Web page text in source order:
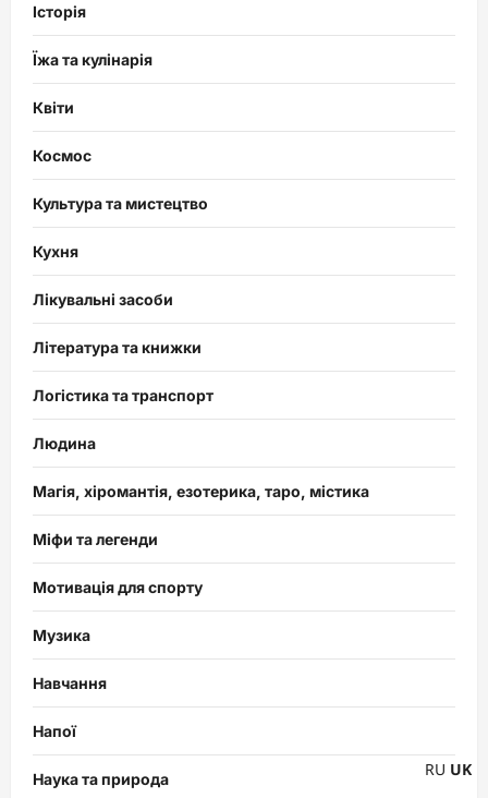
Історія
Їжа та кулінарія
Квіти
Космос
Культура та мистецтво
Кухня
Лікувальні засоби
Література та книжки
Логістика та транспорт
Людина
Магія, хіромантія, езотерика, таро, містика
Міфи та легенди
Мотивація для спорту
Музика
Навчання
Напої
Наука та природа RU UK